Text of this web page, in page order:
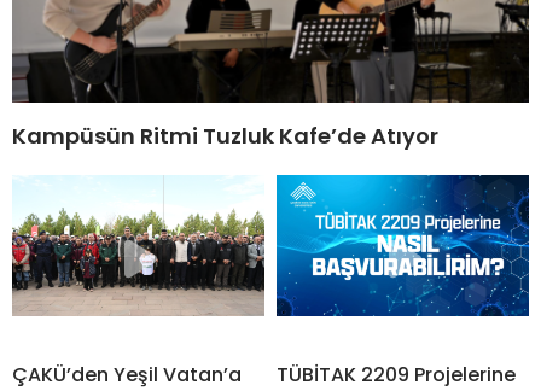
Kampüsün Ritmi Tuzluk Kafe’de Atıyor
ÇAKÜ’den Yeşil Vatan’a
TÜBİTAK 2209 Projelerine